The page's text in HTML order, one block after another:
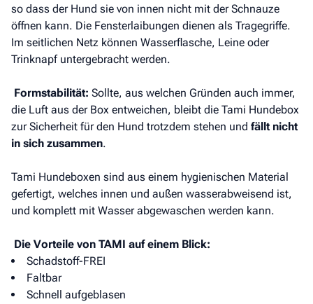
so dass der Hund sie von innen nicht mit der Schnauze
öffnen kann. Die Fensterlaibungen dienen als Tragegriffe.
Im seitlichen Netz können Wasserflasche, Leine oder
Trinknapf untergebracht werden.
Formstabilität: Sollte, aus welchen Gründen auch immer,
die Luft aus der Box entweichen, bleibt die Tami Hundebox
zur Sicherheit für den Hund trotzdem stehen und fällt nicht
in sich zusammen.
Tami Hundeboxen sind aus einem hygienischen Material
gefertigt, welches innen und außen wasserabweisend ist,
und komplett mit Wasser abgewaschen werden kann.
Die Vorteile von TAMI auf einem Blick:
Schadstoff-FREI
Faltbar
Schnell aufgeblasen